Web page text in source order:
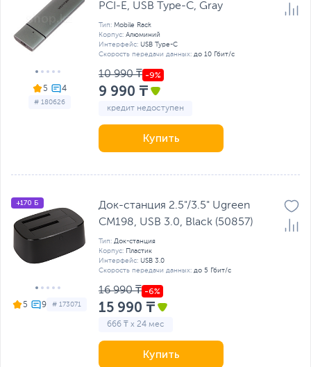
5
# 180626
PCI-E, USB Type-C, Gray
Тип: Mobile Rack
Корпус: Алюминий
Интерфейс: USB Type-C
Скорость передачи данных: до 10 Гбит/с
10 990 ₸
9 990 ₸
кредит недоступен
Купить
5 # 173071
+170 Б
Док-станция 2.5"/3.5" Ugreen
CM198, USB 3.0, Black (50857)
Тип: Док-станция
Корпус: Пластик
Интерфейс: USB 3.0
Скорость передачи данных: до 5 Гбит/с
16 990 ₸
15 990 ₸
666 ₸ x 24 мес
Купить